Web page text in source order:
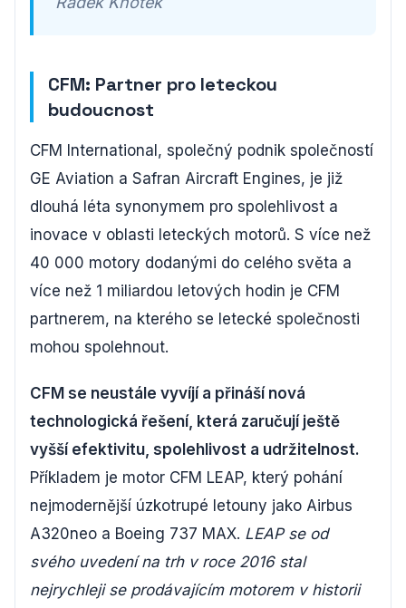
CFM: Partner pro leteckou
budoucnost
CFM International, společný podnik společností
GE Aviation a Safran Aircraft Engines, je již
dlouhá léta synonymem pro spolehlivost a
inovace v oblasti leteckých motorů. S více než
40 000 motory dodanými do celého světa a
více než 1 miliardou letových hodin je CFM
partnerem, na kterého se letecké společnosti
mohou spolehnout.
CFM se neustále vyvíjí a přináší nová
technologická řešení, která zaručují ještě
vyšší efektivitu, spolehlivost a udržitelnost.
Příkladem je motor CFM LEAP, který pohání
nejmodernější úzkotrupé letouny jako Airbus
A320neo a Boeing 737 MAX. LEAP se od
svého uvedení na trh v roce 2016 stal
nejrychleji se prodávajícím motorem v historii